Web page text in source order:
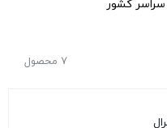
سراسر کشور
7 محصول